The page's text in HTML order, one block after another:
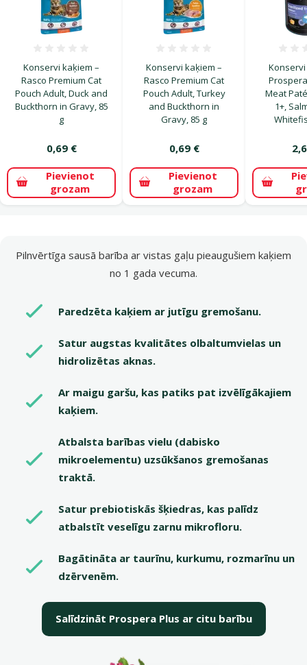
Konservi kaķiem –
Rasco Premium Cat
Pouch Adult, Duck and
Buckthorn in Gravy, 85
g
0,69 €
Pievienot
grozam
Konservi kaķiem –
Rasco Premium Cat
Pouch Adult, Turkey
and Buckthorn in
Gravy, 85 g
0,69 €
Pievienot
grozam
Meat
1+,
Pilnvērtīga sausā barība ar vistas gaļu pieaugušiem kaķiem
no 1 gada vecuma.
Paredzēta kaķiem ar jutīgu gremošanu.
Satur augstas kvalitātes olbaltumvielas un
hidrolizētas aknas.
Ar maigu garšu, kas patiks pat izvēlīgākajiem
kaķiem.
Atbalsta barības vielu (dabisko
mikroelementu) uzsūkšanos gremošanas
traktā.
Satur prebiotiskās šķiedras, kas palīdz
atbalstīt veselīgu zarnu mikrofloru.
Bagātināta ar taurīnu, kurkumu, rozmarīnu un
dzērvenēm.
Salīdzināt Prospera Plus ar citu barību